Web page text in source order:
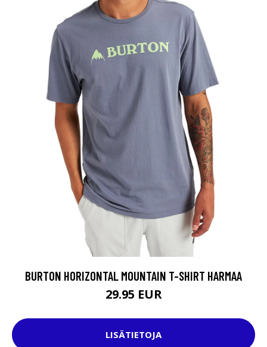
BURTON HORIZONTAL MOUNTAIN T-SHIRT HARMAA
29.95 EUR
LISÄTIETOJA